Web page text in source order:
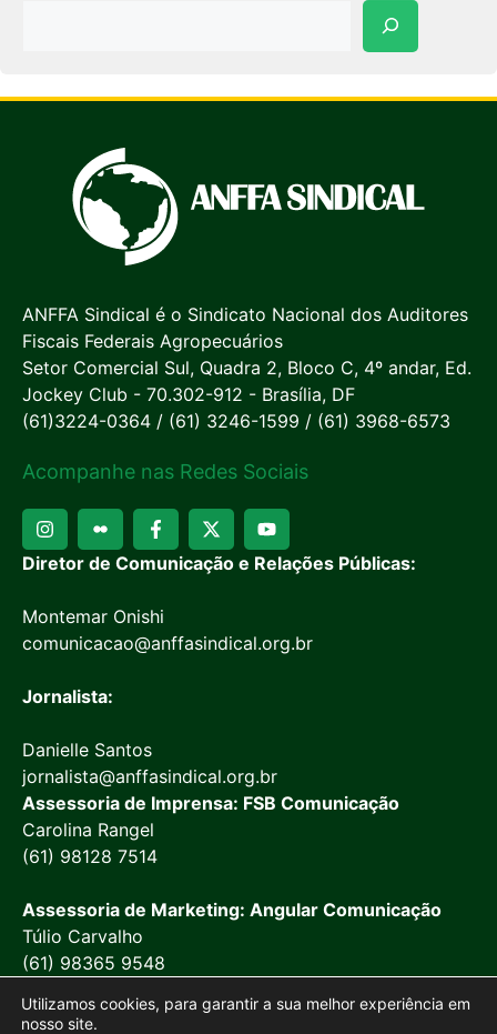
ANFFA Sindical é o Sindicato Nacional dos Auditores
Fiscais Federais Agropecuários
Setor Comercial Sul, Quadra 2, Bloco C, 4º andar, Ed.
Jockey Club - 70.302-912 - Brasília, DF
(61)3224-0364 / (61) 3246-1599 / (61) 3968-6573
Acompanhe nas Redes Sociais
Diretor de Comunicação e Relações Públicas:
Montemar Onishi
comunicacao@anffasindical.org.br
Jornalista:
Danielle Santos
jornalista@anffasindical.org.br
Assessoria de Imprensa: FSB Comunicação
Carolina Rangel
(61) 98128 7514
Assessoria de Marketing: Angular Comunicação
Túlio Carvalho
(61) 98365 9548
Utilizamos cookies, para garantir a sua melhor experiência em
nosso site.